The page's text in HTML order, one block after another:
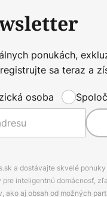
ponukách,
sa teraz a
osoba
a dostávajte skvelé
inteligentnú domácnosť,
aj obsah od možných